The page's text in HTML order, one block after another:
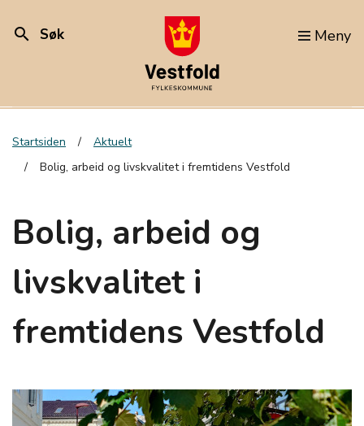
search Søk Meny
Startsiden
Aktuelt
Bolig, arbeid og livskvalitet i fremtidens Vestfold
Bolig, arbeid og
livskvalitet i
fremtidens Vestfold